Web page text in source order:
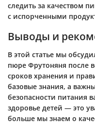
следить за качеством
с испорченными
Выводы и
В этой статье мы
пюре Фрутоняня после
сроков хранения и
базовые знания, а
безопасности питания
здоровье детей — это
больше мы знаем о